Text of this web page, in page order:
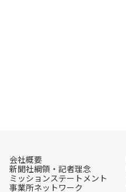
会社概要
新聞社綱領・記者理念
ミッションステートメント
事業所ネットワーク